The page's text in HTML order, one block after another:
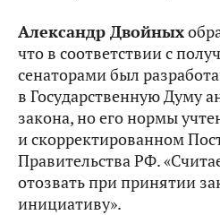
Александр Двойных
что в соответствии с
сенаторами был
в Государственную Думу
закона, но его нормы
и скорректированном
Правительства РФ.
отозвать при принятии
инициативу».